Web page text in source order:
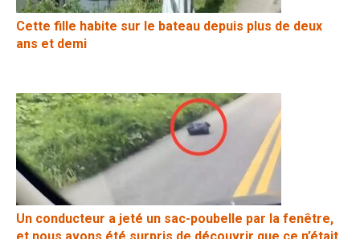
Cette fille habite sur le bateau depuis plus de deux
ans et demi
Un conducteur a jeté un sac-poubelle par la fenêtre,